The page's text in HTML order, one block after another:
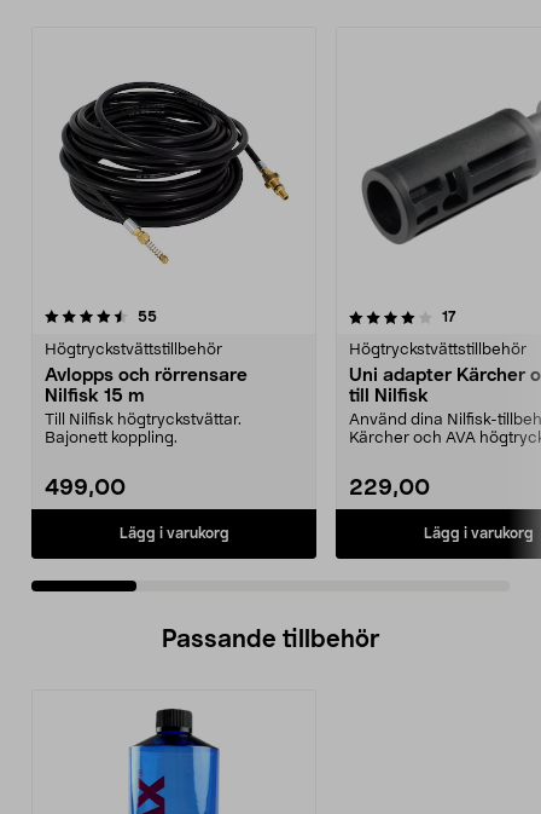
55recensioner
Högtryckstvättstillbehör
Avlopps och rörrensare
Nilfisk 15 m
Till Nilfisk högtryckstvättar.
Bajonett koppling.
499,00
Lägg i varukorg
4.0 av 5 stjärnor 17recensioner
Högtryckstvättstillbehör
Uni adapter Kärcher
till Nilfisk
Använd dina Nilfisk-
Kärcher och AVA
229,00
Lägg i varukorg
4.0 av 5 stjärnor
Passande tillbehör